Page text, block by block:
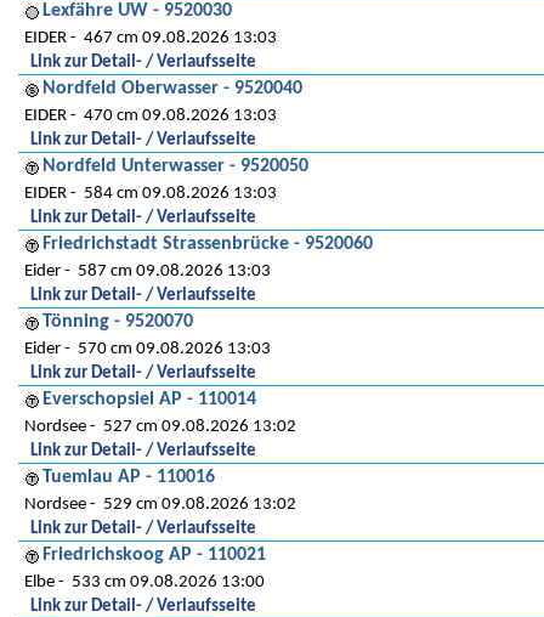
Lexfähre UW - 9520030
EIDER
467 cm 09.08.2026 13:03
Link zur Detail- / Verlaufsseite
Nordfeld Oberwasser - 9520040
EIDER
470 cm 09.08.2026 13:03
Link zur Detail- / Verlaufsseite
Nordfeld Unterwasser - 9520050
EIDER
584 cm 09.08.2026 13:03
Link zur Detail- / Verlaufsseite
Friedrichstadt Strassenbrücke - 9520060
Eider
587 cm 09.08.2026 13:03
Link zur Detail- / Verlaufsseite
Tönning - 9520070
Eider
570 cm 09.08.2026 13:03
Link zur Detail- / Verlaufsseite
Everschopsiel AP - 110014
Nordsee
527 cm 09.08.2026 13:02
Link zur Detail- / Verlaufsseite
Tuemlau AP - 110016
Nordsee
529 cm 09.08.2026 13:02
Link zur Detail- / Verlaufsseite
Friedrichskoog AP - 110021
Elbe
533 cm 09.08.2026 13:00
Link zur Detail- / Verlaufsseite